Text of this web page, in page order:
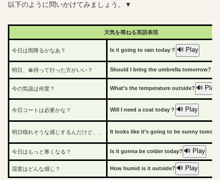
以下のように問いかけてみましょう。▼
天気を尋ねる英語表現
今日は雨降るかなあ？ Is it going to rain today？ 🔊 Play
明日、傘持って行った方がいい？ Should I bring the umbrella tomorrow?
今の気温は何度？ What’s the temperature outside? 🔊 Play
今日コートは必要かな？ Will I need a coat today？ 🔊 Play
明日晴れそうな感じするんだけど、、 It looks like it’s going to be sunny
今日はもっと寒くなる？ Is it gonna be colder today? 🔊 Play
湿度はどんな感じ？ How humid is it outside? 🔊 Play